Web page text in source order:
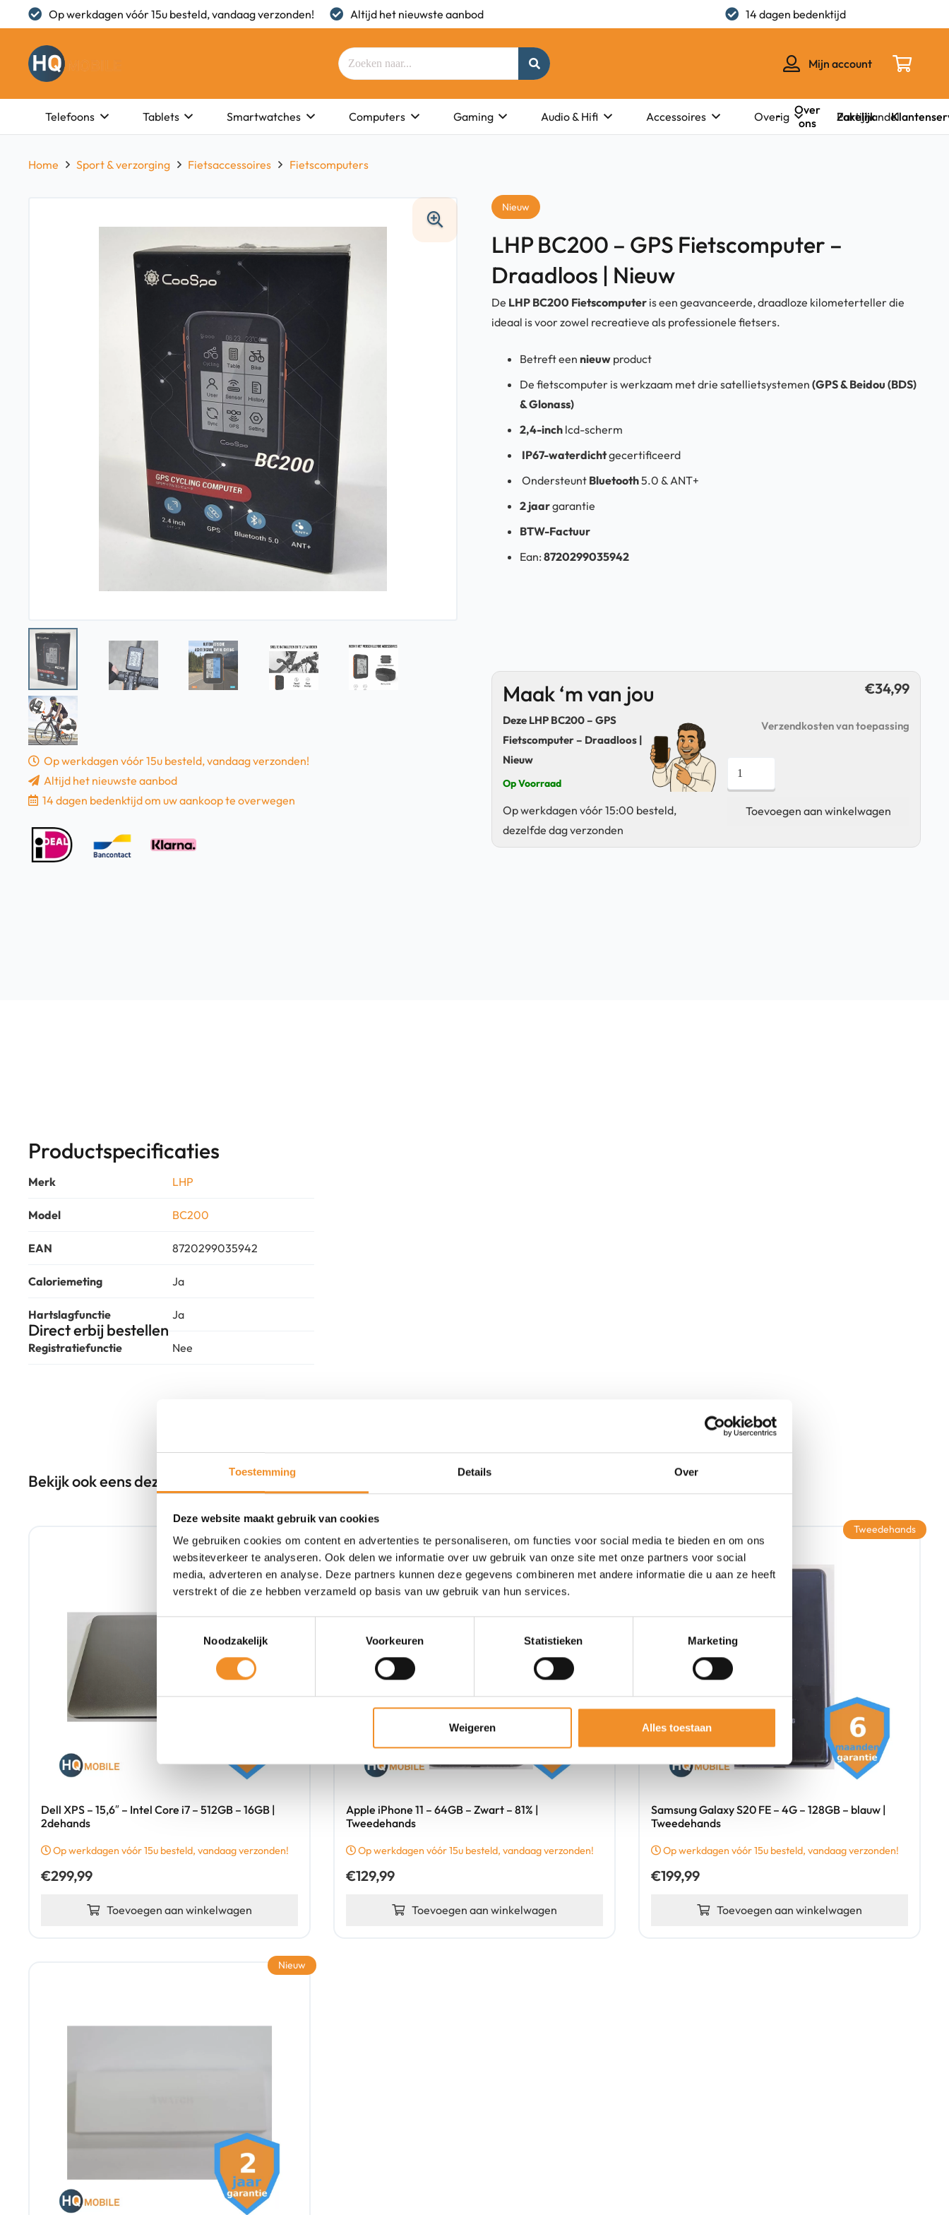
Toestemming Details Over
Deze website maakt gebruik van cookies
We gebruiken cookies om content en advertenties te personaliseren, om functies voor social media te bieden en om ons
websiteverkeer te analyseren. Ook delen we informatie over uw gebruik van onze site met onze partners voor social
media, adverteren en analyse. Deze partners kunnen deze gegevens combineren met andere informatie die u aan ze heeft
verstrekt of die ze hebben verzameld op basis van uw gebruik van hun services.
Noodzakelijk
Voorkeuren Statistieken Marketing
Weigeren Alles toestaan
Op werkdagen vóór 15u besteld, vandaag verzonden! Altijd het nieuwste aanbod 14 dagen bedenktijd
Mijn account
Telefoons Tablets Smartwatches Computers Gaming Audio & Hifi Accessoires Overig Partijhandel
Over
ons
Zakelijk
Home Sport & verzorging Fietsaccessoires Fietscomputers
Op werkdagen vóór 15u besteld, vandaag verzonden!
Altijd het nieuwste aanbod
14 dagen bedenktijd om uw aankoop te overwegen
Nieuw
LHP BC200 – GPS Fietscomputer –
Draadloos | Nieuw
De LHP BC200 Fietscomputer is een geavanceerde, draadloze kilometerteller die
ideaal is voor zowel recreatieve als professionele fietsers.
Betreft een nieuw product
De fietscomputer is werkzaam met drie satellietsystemen (GPS & Beidou (BDS)
& Glonass)
2,4-inch lcd-scherm
IP67-waterdichtgecertificeerd
Ondersteunt Bluetooth5.0 & ANT+
2 jaargarantie
BTW-Factuur
Ean: 8720299035942
Maak ‘m van jou
Deze LHP BC200 – GPS
Fietscomputer – Draadloos |
Nieuw
Op Voorraad
Op werkdagen vóór 15:00 besteld,
dezelfde dag verzonden
€34,99
Verzendkosten van toepassing
LHP
BC200
Fietscomputer
Toevoegen aan winkelwagen
Productspecificaties
Merk LHP
Model BC200
EAN 8720299035942
Caloriemeting Ja
Hartslagfunctie Ja
Registratiefunctie Nee
Direct erbij bestellen
Bekijk ook eens deze producten
Dell XPS – 15,6″ – Intel Core i7 – 512GB – 16GB |
2dehands
Op werkdagen vóór 15u besteld, vandaag verzonden!
€299,99
Toevoegen aan winkelwagen
Tweedehands
Apple iPhone 11 – 64GB – Zwart – 81% |
Tweedehands
Op werkdagen vóór 15u besteld, vandaag verzonden!
€129,99
Toevoegen aan winkelwagen
Samsung Galaxy S20 FE – 4G – 128GB – blauw |
Tweedehands
Op werkdagen vóór 15u besteld, vandaag verzonden!
€199,99
Toevoegen aan winkelwagen
Tweedehands
Nieuw